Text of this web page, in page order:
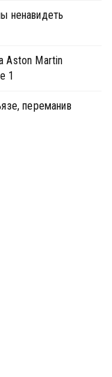
ненавидеть
Aston Martin
1
переманив